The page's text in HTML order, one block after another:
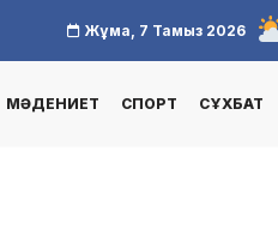
Жұма, 7 Тамыз 2026
МӘДЕНИЕТ СПОРТ СҰХБАТ